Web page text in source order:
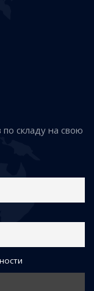
складу на свою